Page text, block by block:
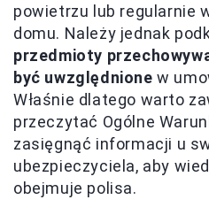
powietrzu lub regularnie
domu. Należy jednak
przedmioty
być uwzględnione w
Właśnie dlatego warto
przeczytać Ogólne
zasięgnąć informacji u
ubezpieczyciela, aby
obejmuje polisa.